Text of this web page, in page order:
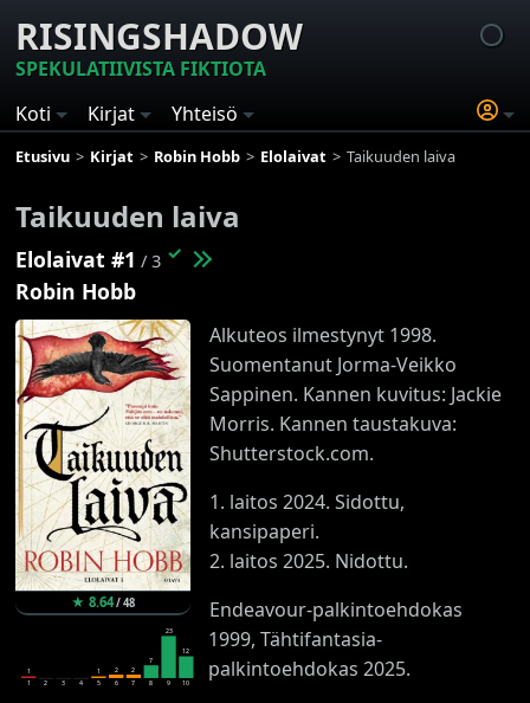
RISINGSHADOW
SPEKULATIIVISTA FIKTIOTA
Koti
Kirjat Yhteisö
Etusivu Kirjat Robin Hobb Elolaivat Taikuuden laiva
Taikuuden laiva
Elolaivat #1 / 3 ✓
Robin Hobb
★8.64/48
1
1
2 3 4
1
5
2
6
2
7
7
8
23
9
12
10
Alkuteos ilmestynyt 1998.
Suomentanut Jorma-Veikko
Sappinen. Kannen kuvitus: Jackie
Morris. Kannen taustakuva:
Shutterstock.com.
1. laitos 2024. Sidottu,
kansipaperi.
2. laitos 2025. Nidottu.
Endeavour-palkintoehdokas
1999, Tähtifantasia-
palkintoehdokas 2025.